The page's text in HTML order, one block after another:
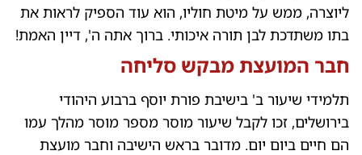
ליוצרה, ממש על מיטת חוליו, הוא עוד הספיק לראות את
בתו משתדכת לבן תורה איכותי. ברוך אתה ה', דיין האמת!
חבר המועצת מבקש סליחה
תלמידי שיעור ב' בישיבת פורת יוסף ברבוע היהודי
בירושלים, זכו לקבל שיעור מוסר מספר מוסר מהלך עמו
הם חיים ביום יום. מדובר בראש הישיבה וחבר מועצת